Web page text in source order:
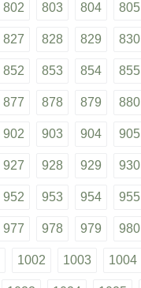
802 803 804 805
827 828 829 830
852 853 854 855
877 878 879 880
902 903 904 905
927 928 929 930
952 953 954 955
977 978 979 980
1002 1003 1004